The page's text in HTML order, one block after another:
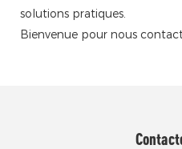
solutions pratiques.
Bienvenue pour nous